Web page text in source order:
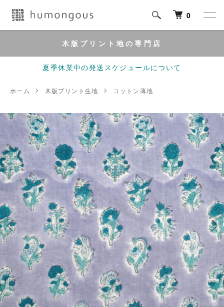
0
木版プリント地の専門店
夏季休業中の発送スケジュールについて
ホーム 木版プリント生地 コットン薄地